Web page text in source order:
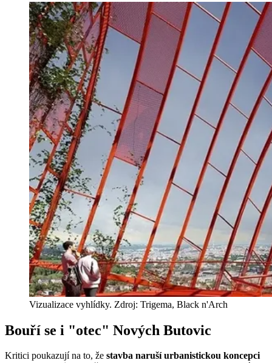
Vizualizace vyhlídky. Zdroj: Trigema, Black n'Arch
Bouří se i "otec" Nových Butovic
Kritici poukazují na to, že stavba naruší urbanistickou koncepci